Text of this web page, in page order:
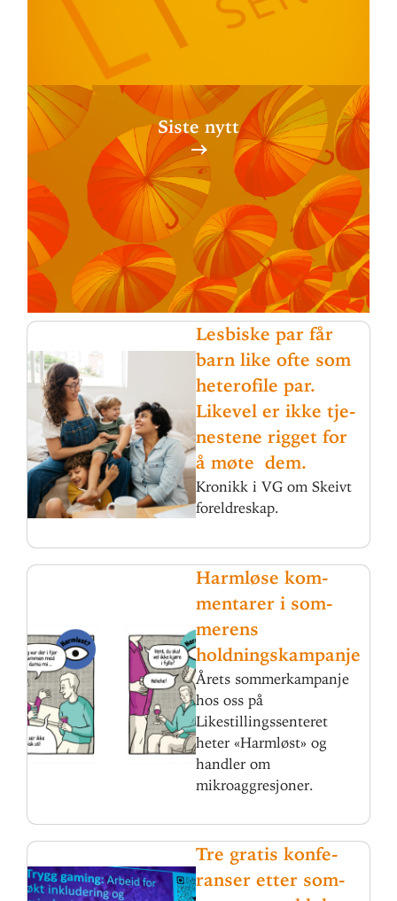
Siste nytt
Les­biske par får
barn like ofte som
hete­rofile par.
Likevel er ikke tje­
nestene rigget for
å møte dem.
Kronikk i VG om Skeivt
foreldreskap.
Harmløse kom­
men­tarer i som­
merens
holdningskampanje
Årets sommerkampanje
hos oss på
Likestillingssenteret
heter «Harmløst» og
handler om
mikroaggresjoner.
Tre gratis kon­fe­
ranser etter som­